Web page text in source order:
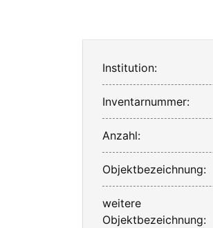
Institution:
Inventarnummer:
Anzahl:
Objektbezeichnung:
weitere
Objektbezeichnung: